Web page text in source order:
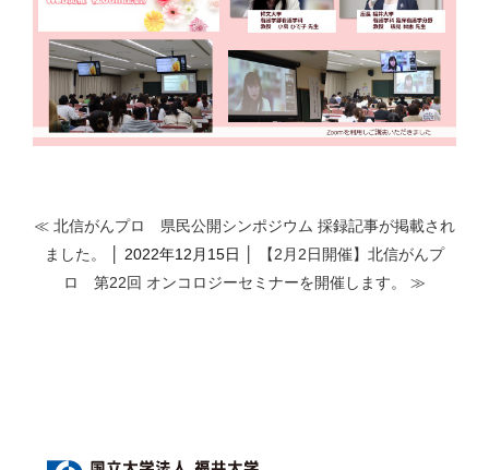
≪ 北信がんプロ 県民公開シンポジウム 採録記事が掲載され
ました。
│ 2022年12月15日 │
【2月2日開催】北信がんプ
ロ 第22回 オンコロジーセミナーを開催します。 ≫